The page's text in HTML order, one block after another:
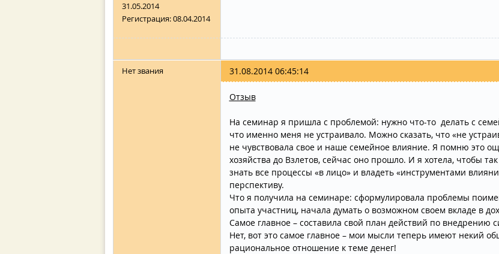
31.05.2014
Регистрация:08.04.2014
Нет звания 31.08.2014 06:45:14
Отзыв
На семинар я пришла с проблемой: нужно что-то делать с
что именно меня не устраивало. Можно сказать, что «не
не чувствовала свое и наше семейное влияние. Я помню это
хозяйства до Взлетов, сейчас оно прошло. И я хотела, чтобы
знать все процессы «в лицо» и владеть «инструментами
перспективу.
Что я получила на семинаре: сформулировала проблемы
опыта участниц, начала думать о возможном своем вкладе в
Самое главное – составила свой план действий по внедрению
Нет, вот это самое главное – мои мысли теперь имеют некий
рациональное отношение к теме денег!